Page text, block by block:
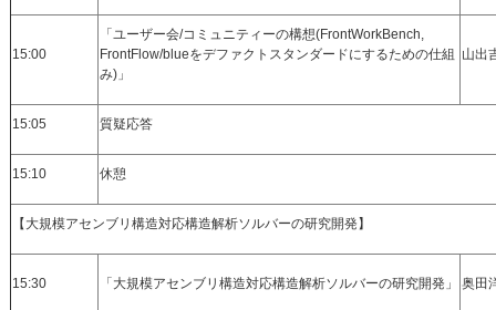
15:00
「ユーザー会/コミュニティーの構想(FrontWorkBench,
FrontFlow/blueをデファクトスタンダードにするための仕組
み)」
山出
15:05 質疑応答
15:10 休憩
【大規模アセンブリ構造対応構造解析ソルバーの研究開発】
15:30 「大規模アセンブリ構造対応構造解析ソルバーの研究開発」 奥田